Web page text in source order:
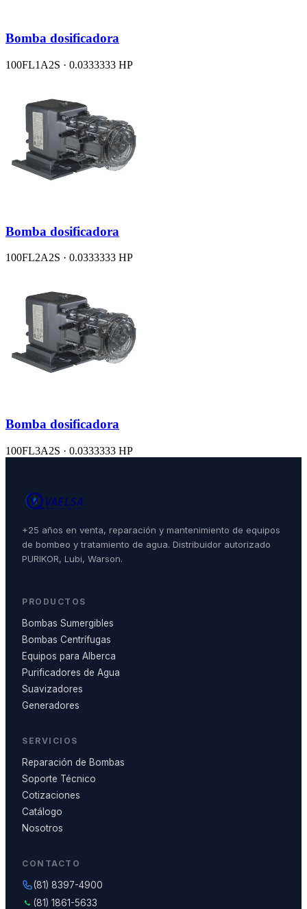
Bomba dosificadora
100FL1A2S · 0.0333333 HP
Bomba dosificadora
100FL2A2S · 0.0333333 HP
Bomba dosificadora
100FL3A2S · 0.0333333 HP
+25 años en venta, reparación y mantenimiento de equipos
de bombeo y tratamiento de agua. Distribuidor autorizado
PURIKOR, Lubi, Warson.
PRODUCTOS
Bombas Sumergibles
Bombas Centrífugas
Equipos para Alberca
Purificadores de Agua
Suavizadores
Generadores
SERVICIOS
Reparación de Bombas
Soporte Técnico
Cotizaciones
Catálogo
Nosotros
CONTACTO
(81) 8397-4900
(81) 1861-5633